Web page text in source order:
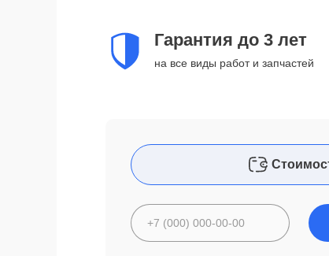
Гарантия до 3 лет
на все виды работ и запчастей